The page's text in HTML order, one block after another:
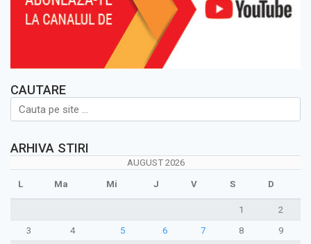
CAUTARE
ARHIVA STIRI
AUGUST 2026
L Ma Mi J V S D
1
2
3
4 5 6 7 8
9